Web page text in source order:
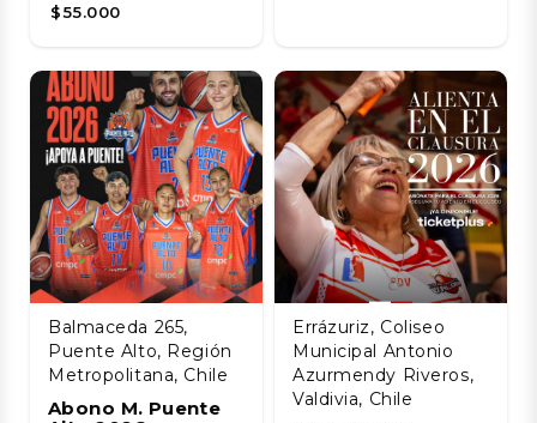
$55.000
Balmaceda 265,
Puente Alto, Región
Metropolitana, Chile
Abono M. Puente
Errázuriz, Coliseo
Municipal Antonio
Azurmendy Riveros,
Valdivia, Chile